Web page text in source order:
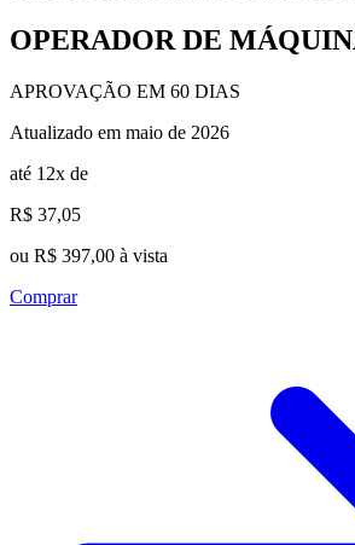
OPERADOR DE
APROVAÇÃO EM 60 DIAS
Atualizado em maio de 2026
até 12x de
R$ 37,05
ou R$ 397,00 à vista
Comprar